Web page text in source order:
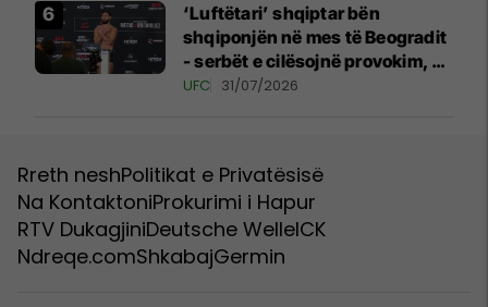
‘Luftëtari’ shqiptar bën
shqiponjën në mes të Beogradit
- serbët e cilësojnë provokim, ai
e cilëson simbol të identitetit
UFC 31/07/2026
Rreth neshPolitikat e Privatësisë
Na KontaktoniProkurimi i Hapur
RTV DukagjiniDeutsche WelleICK
Ndreqe.comShkabajGermin